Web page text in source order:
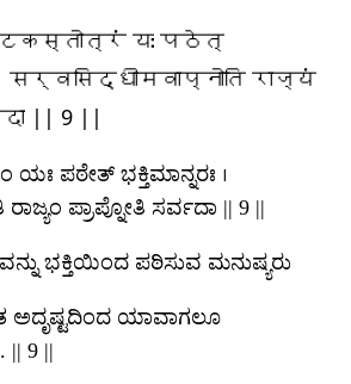
यः पठेत्
सर्वसिद्धीमवाप्नोति राज्यं
|| 9 ||
ಯಃ ಪಠೇತ್ ಭಕ್ತಿಮಾನ್ನರಃ ।
ಪ್ರಾಪ್ನೋತಿ ಸರ್ವದಾ || 9 ||
ಭಕ್ತಿಯಿಂದ ಪಠಿಸುವ ಮನುಷ್ಯರು
ಅದೃಷ್ಟದಿಂದ ಯಾವಾಗಲೂ
|| 9 ||